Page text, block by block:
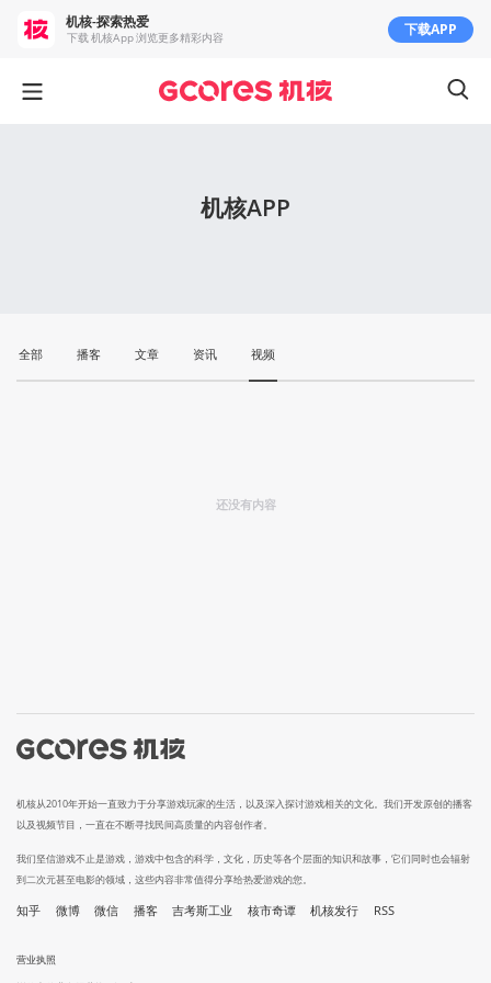
机核APP
全部 播客 文章 资讯 视频
还没有内容
机核从2010年开始一直致力于分享游戏玩家的生活，以及深入探讨游戏相关的文化。我们开发原创的播客
以及视频节目，一直在不断寻找民间高质量的内容创作者。
我们坚信游戏不止是游戏，游戏中包含的科学，文化，历史等各个层面的知识和故事，它们同时也会辐射
到二次元甚至电影的领域，这些内容非常值得分享给热爱游戏的您。
知乎 微博 微信 播客 吉考斯工业 核市奇谭 机核发行 RSS
营业执照
机核-探索热爱
下载 机核App 浏览更多精彩内容 下载APP